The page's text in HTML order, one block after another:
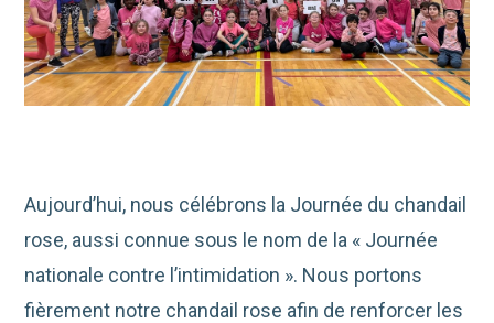
Aujourd’hui, nous célébrons la Journée du chandail
rose, aussi connue sous le nom de la « Journée
nationale contre l’intimidation ». Nous portons
fièrement notre chandail rose afin de renforcer les